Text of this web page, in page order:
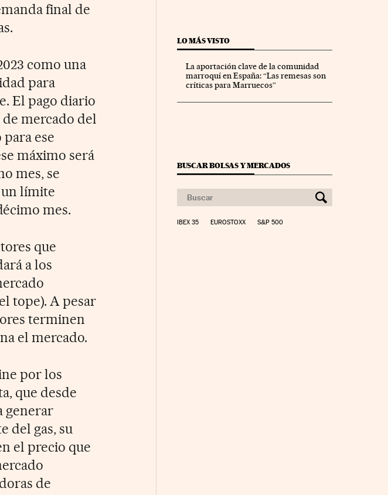
final de
como una
para
El pago diario
mercado del
ese
máximo será
mes, se
un límite
mes.
que
a los
tope). A pesar
terminen
el mercado.
por los
que desde
generar
del gas, su
el precio que
de
LO MÁS VISTO
La aportación clave de la comunidad
marroquí en España: “Las remesas son
críticas para Marruecos”
BUSCAR BOLSAS Y MERCADOS
IBEX 35 EUROSTOXX S&P 500